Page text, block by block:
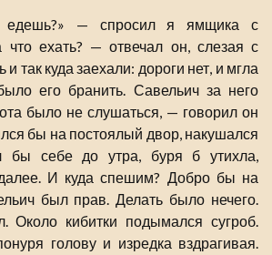
— спросил я ямщика с
что ехать? — отвечал он, слезая с
и так куда заехали: дороги нет, и мгла
его бранить. Савельич за него
было не слушаться, — говорил он
бы на постоялый двор, накушался
бы себе до утра, буря б утихла,
И куда спешим? Добро бы на
был прав. Делать было нечего.
Около кибитки подымался сугроб.
голову и изредка вздрагивая.